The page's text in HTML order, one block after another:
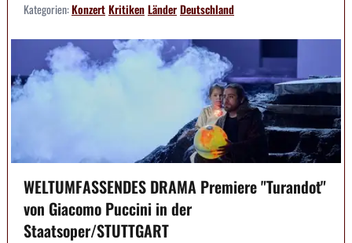
Kategorien:KonzertKritikenLänderDeutschland
WELTUMFASSENDES DRAMA Premiere "Turandot"
von Giacomo Puccini in der
Staatsoper/STUTTGART